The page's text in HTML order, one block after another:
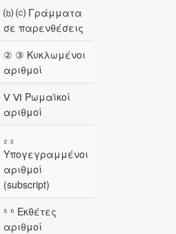
⒝ ⒞ Γράμματα
σε παρενθέσεις
② ③ Κυκλωμένοι
αριθμοί
Ⅴ Ⅵ Ρωμαϊκοί
αριθμοί
₂ ₃
Υπογεγραμμένοι
αριθμοί
(subscript)
⁵ ⁶ Εκθέτες
αριθμοί